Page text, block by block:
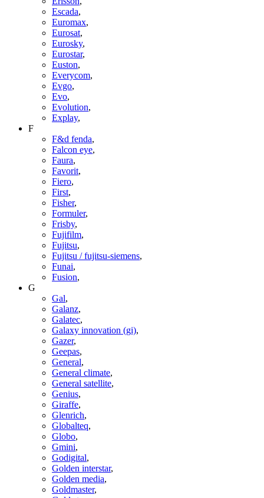
Escada,
Euromax,
Eurosat,
Eurosky,
Eurostar,
Euston,
Everycom,
Evgo,
Evo,
Evolution,
Explay,
F
F&d fenda,
Falcon eye,
Faura,
Favorit,
Fiero,
First,
Fisher,
Formuler,
Frisby,
Fujifilm,
Fujitsu,
Fujitsu / fujitsu-siemens,
Funai,
Fusion,
G
Gal,
Galanz,
Galatec,
Galaxy innovation (gi),
Gazer,
Geepas,
General,
General climate,
General satellite,
Genius,
Giraffe,
Glenrich,
Globalteq,
Globo,
Gmini,
Godigital,
Golden interstar,
Golden media,
Goldmaster,